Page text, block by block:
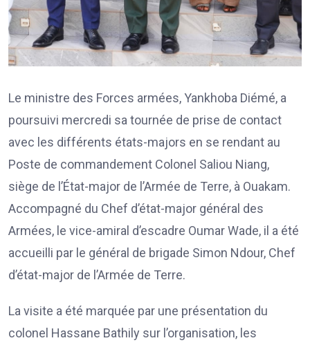
Le ministre des Forces armées, Yankhoba Diémé, a
poursuivi mercredi sa tournée de prise de contact
avec les différents états-majors en se rendant au
Poste de commandement Colonel Saliou Niang,
siège de l’État-major de l’Armée de Terre, à Ouakam.
Accompagné du Chef d’état-major général des
Armées, le vice-amiral d’escadre Oumar Wade, il a été
accueilli par le général de brigade Simon Ndour, Chef
d’état-major de l’Armée de Terre.
La visite a été marquée par une présentation du
colonel Hassane Bathily sur l’organisation, les